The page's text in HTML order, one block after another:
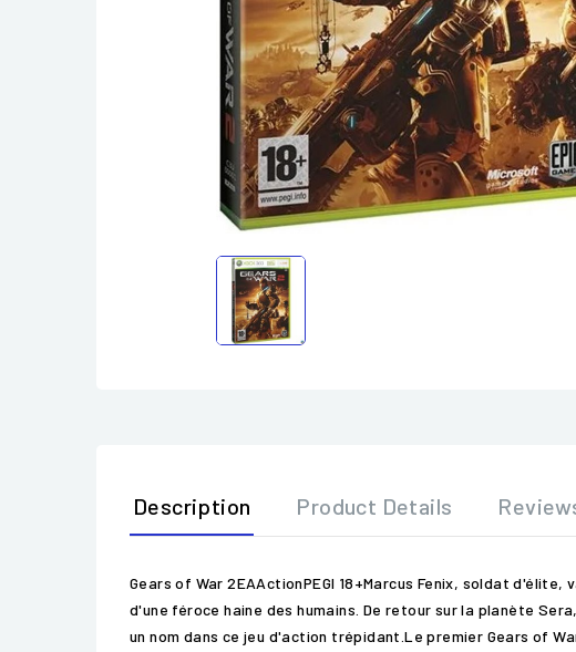
Description Product Details
Gears of War 2EAActionPEGI 18+Marcus Fenix, soldat
d'une féroce haine des humains. De retour sur la planète
un nom dans ce jeu d'action trépidant.Le premier Gears of